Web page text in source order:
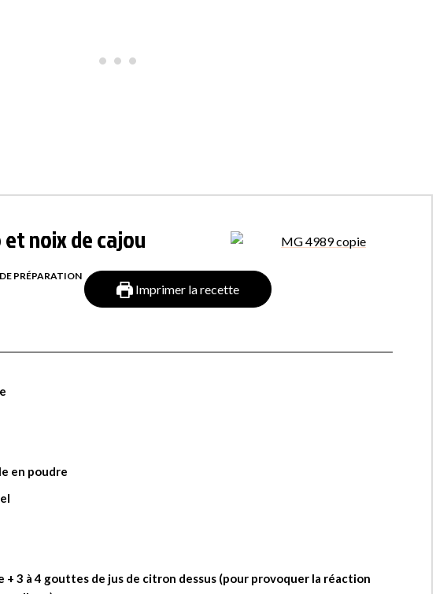
noix de cajou
PRÉPARATION
Imprimer la recette
en poudre
+ 3 à 4 gouttes de jus de citron dessus (pour provoquer la réaction